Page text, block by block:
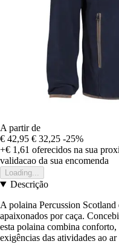
A partir de
€ 42,95 € 32,25 -25%
+€ 1,61 oferecidos na sua
validacao da sua encomenda
Loading...
Descrição
A polaina Percussion Scotland
apaixonados por caça.
esta polaina combina
exigências das atividades ao